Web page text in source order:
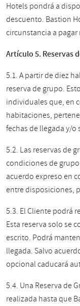
Hotels pondrá a
descuento. Bastion
circunstancia a
Artículo 5. Reservas
5.1. A partir de diez
reserva de grupo.
individuales que, en
habitaciones,
fechas de llegada y/o
5.2. Las reservas de
condiciones de
acuerdo expreso en
entre disposiciones,
5.3. El Cliente podrá
Esta reserva solo se
escrito. Podrá
llegada. Salvo
opcional caducará
5.4. Una Reserva de
realizada hasta que